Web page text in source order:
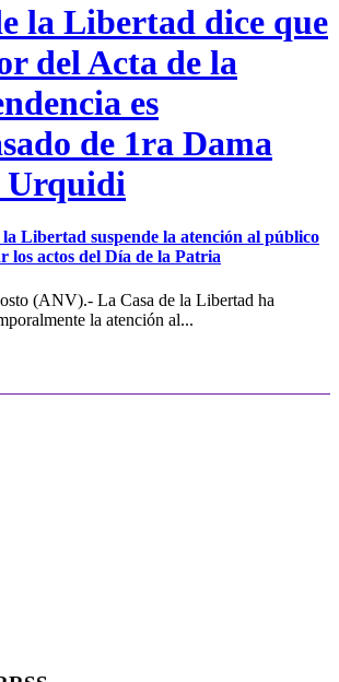
la Libertad dice que
del Acta de la
es
de 1ra Dama
Urquidi
la Libertad suspende la atención al público
los actos del Día de la Patria
(ANV).- La Casa de la Libertad ha
la atención al...